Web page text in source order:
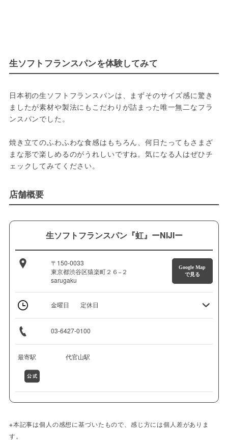
生ソフトフランスパンを体験してみて
日本初の生ソフトフランスパンは、まずそのサイズ感に驚き
ましたが素材や製法にもこだわりが詰まった唯一無二なフラ
ンスパンでした。
焼き立てのふわふわな食感はもちろん、何日たってもさまざ
まな形で楽しめるのがうれしいですね。気になる人はぜひチ
ェックしてみてください。
店舗概要
生ソフトフランスパン『虹』ーNIJIー
〒150-0033
東京都渋谷区猿楽町２６−２
sarugaku
Google Map
で見る
金曜日 定休日
03-6427-0100
最寄駅 代官山駅
※本記事は個人の感想に基づいたもので、感じ方には個人差がありま
す。